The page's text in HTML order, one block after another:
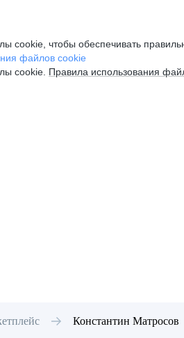
cookie, чтобы обеспечивать
файлов cookie
cookie. Правила использования
Константин Матросов